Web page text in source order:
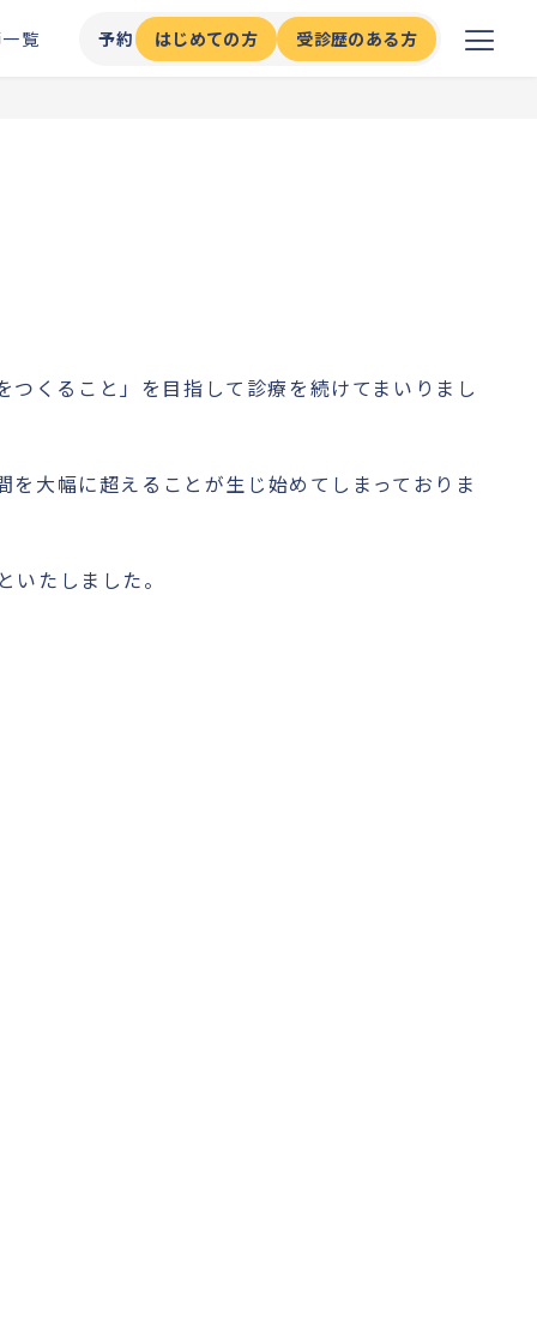
覧 予約 はじめての方 受診歴のある方
くること」を目指して診療を続けてまいりまし
大幅に超えることが生じ始めてしまっておりま
たしました。